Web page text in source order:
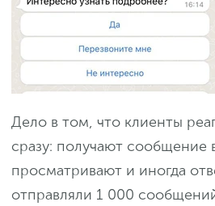
Дело в том, что клиенты
сразу: получают сообщение
просматривают и иногда
отправляли 1 000